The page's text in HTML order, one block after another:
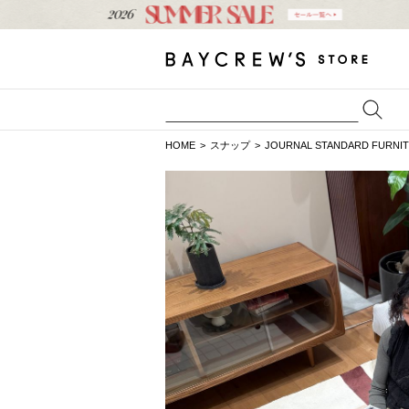
HOME スナップ JOURNAL STANDARD